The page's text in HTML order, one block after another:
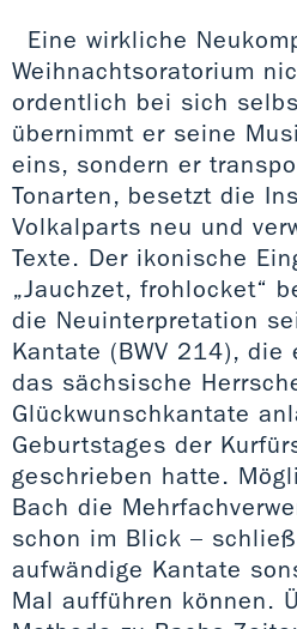
Eine wirkliche
Weihnachtsoratorium
ordentlich bei sich
übernimmt er seine
eins, sondern er
Tonarten, besetzt die
Volkalparts neu und
Texte. Der ikonische
„Jauchzet, frohlocket“
die Neuinterpretation
Kantate (BWV 214), die
das sächsische
Glückwunschkantate
Geburtstages der
geschrieben hatte.
Bach die
schon im Blick –
aufwändige Kantate
Mal aufführen können.